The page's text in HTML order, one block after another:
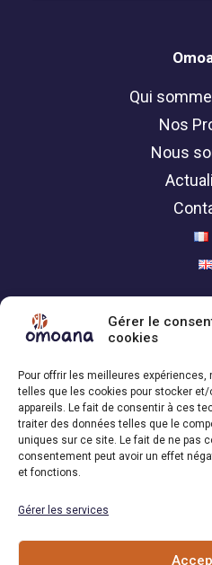
Gérer le
cookies
Pour offrir les meilleures
telles que les cookies pour stocker
appareils. Le fait de consentir à ces
traiter des données telles que le
uniques sur ce site. Le fait de ne pas
consentement peut avoir un effet
et fonctions.
Gérer les services
Qui
Nos
Nous
Association
1200
+41 79